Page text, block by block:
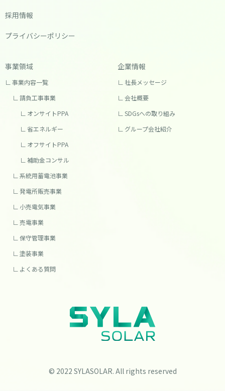
採用情報
プライバシーポリシー
事業領域
事業内容一覧
請負工事事業
オンサイトPPA
省エネルギー
オフサイトPPA
補助金コンサル
系統用蓄電池事業
発電所販売事業
小売電気事業
売電事業
保守管理事業
塗装事業
よくある質問
企業情報
社長メッセージ
会社概要
SDGsへの取り組み
グループ会社紹介
© 2022 SYLASOLAR. All rights reserved